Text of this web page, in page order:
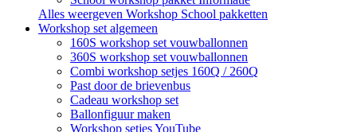
Alles weergeven Workshop School pakketten
Workshop set algemeen
160S workshop set vouwballonnen
360S workshop set vouwballonnen
Combi workshop setjes 160Q / 260Q
Past door de brievenbus
Cadeau workshop set
Ballonfiguur maken
Workshop setjes YouTube